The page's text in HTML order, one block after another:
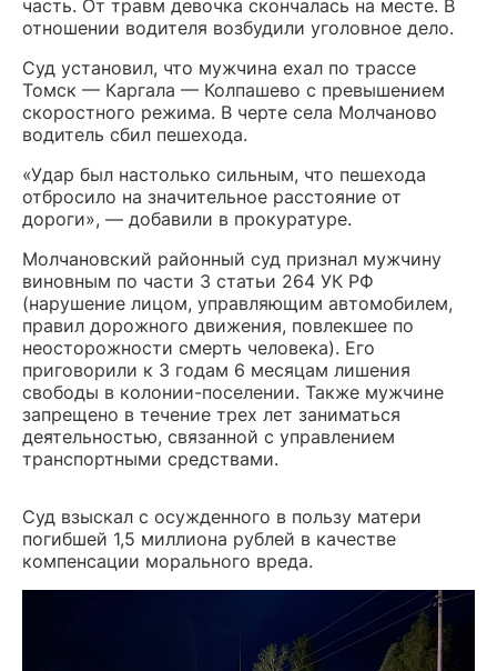
часть. От травм девочка скончалась на месте. В
отношении водителя возбудили уголовное дело.
Суд установил, что мужчина ехал по трассе
Томск — Каргала — Колпашево с превышением
скоростного режима. В черте села Молчаново
водитель сбил пешехода.
«Удар был настолько сильным, что пешехода
отбросило на значительное расстояние от
дороги», — добавили в прокуратуре.
Молчановский районный суд признал мужчину
виновным по части 3 статьи 264 УК РФ
(нарушение лицом, управляющим автомобилем,
правил дорожного движения, повлекшее по
неосторожности смерть человека). Его
приговорили к 3 годам 6 месяцам лишения
свободы в колонии-поселении. Также мужчине
запрещено в течение трех лет заниматься
деятельностью, связанной с управлением
транспортными средствами.
Суд взыскал с осужденного в пользу матери
погибшей 1,5 миллиона рублей в качестве
компенсации морального вреда.